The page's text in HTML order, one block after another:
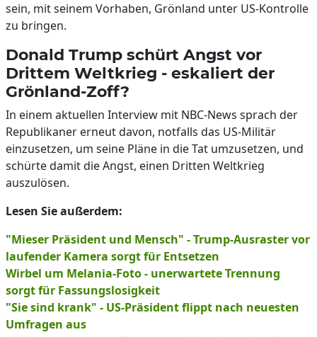
sein, mit seinem Vorhaben, Grönland unter US-Kontrolle
zu bringen.
Donald Trump schürt Angst vor
Drittem Weltkrieg - eskaliert der
Grönland-Zoff?
In einem aktuellen Interview mit NBC-News sprach der
Republikaner erneut davon, notfalls das US-Militär
einzusetzen, um seine Pläne in die Tat umzusetzen, und
schürte damit die Angst, einen Dritten Weltkrieg
auszulösen.
Lesen Sie außerdem:
"Mieser Präsident und Mensch" - Trump-Ausraster vor
laufender Kamera sorgt für Entsetzen
Wirbel um Melania-Foto - unerwartete Trennung
sorgt für Fassungslosigkeit
"Sie sind krank" - US-Präsident flippt nach neuesten
Umfragen aus